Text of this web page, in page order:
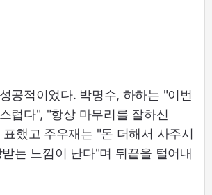
공적이었다. 박명수, 하하는 "이번
럽다", "항상 마무리를 잘하신
했고 주우재는 "돈 더해서 사주시
는 느낌이 난다"며 뒤끝을 털어내